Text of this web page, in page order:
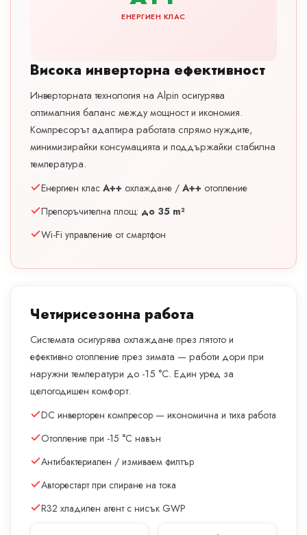
ЕНЕРГИЕН КЛАС
Висока инверторна ефективност
Инверторната технология на Alpin осигурява
оптималния баланс между мощност и икономия.
Компресорът адаптира работата спрямо нуждите,
минимизирайки консумацията и поддържайки стабилна
температура.
Енергиен клас A++ охлаждане / A++ отопление
Препоръчителна площ: до 35 m²
Wi-Fi управление от смартфон
Четирисезонна работа
Системата осигурява охлаждане през лятото и
ефективно отопление през зимата — работи дори при
наружни температури до -15 °C. Един уред за
целогодишен комфорт.
DC инверторен компресор — икономична и тиха работа
Отопление при -15 °C навън
Антибактериален / измиваем филтър
Авторестарт при спиране на тока
R32 хладилен агент с нисък GWP